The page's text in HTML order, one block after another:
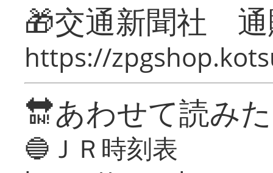
🎁交通新聞社
https://
🔛あわせて読み
🔵ＪＲ時刻表